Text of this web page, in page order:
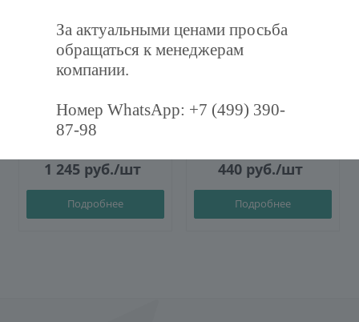
Фильтр воздушный
600-3-F7
1 245 руб./шт
Подробнее
440руб./шт
Подробнее
За актуальными ценами просьба
обращаться к менеджерам
компании.
Номер WhatsApp: +7 (499) 390-
87-98